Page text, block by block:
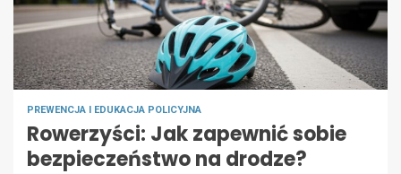
PREWENCJA I EDUKACJA POLICYJNA
Rowerzyści: Jak zapewnić sobie
bezpieczeństwo na drodze?